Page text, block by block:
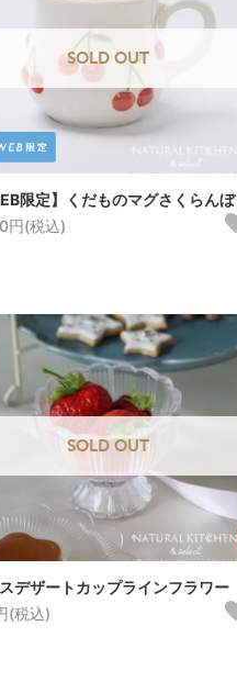
SOLD OUT
限定】くだものマグさくらんぼ
円(税込)
SOLD OUT
デザートカップラインフラワー
(税込)